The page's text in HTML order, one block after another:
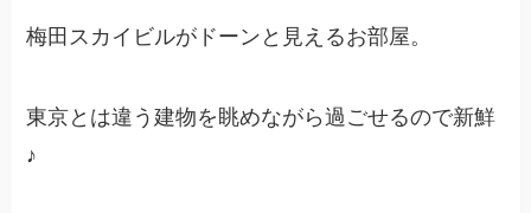
梅田スカイビルがドーンと見えるお部屋。
東京とは違う建物を眺めながら過ごせるので新鮮
♪